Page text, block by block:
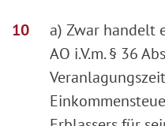
a) Zwar handelt
AO i.V.m. § 36